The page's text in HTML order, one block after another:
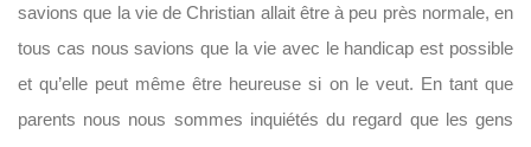
savions que la vie de Christian allait être à peu près normale, en
tous cas nous savions que la vie avec le handicap est possible
et qu’elle peut même être heureuse si on le veut. En tant que
parents nous nous sommes inquiétés du regard que les gens